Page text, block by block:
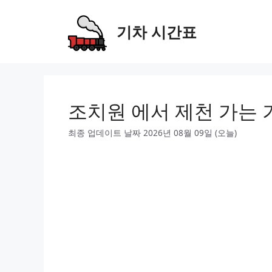
기차 시간표
조치원 에서 제천 가는
최종 업데이트 날짜 2026년 08월 09일 (오늘)